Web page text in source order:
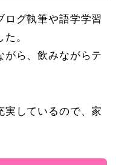
ログ執筆や語学学習
。
がら、飲みながらテ
実しているので、家